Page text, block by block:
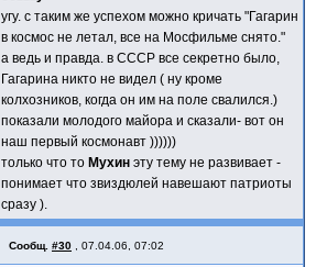
угу. с таким же успехом можно кричать "Гагарин
в космос не летал, все на Мосфильме снято."
а ведь и правда. в СССР все секретно было,
Гагарина никто не видел ( ну кроме
колхозников, когда он им на поле свалился.)
показали молодого майора и сказали- вот он
наш первый космонавт ))))))
только что то Мухин эту тему не развивает -
понимает что звиздюлей навешают патриоты
сразу ).
Сообщ. #30 07.04.06, 07:02